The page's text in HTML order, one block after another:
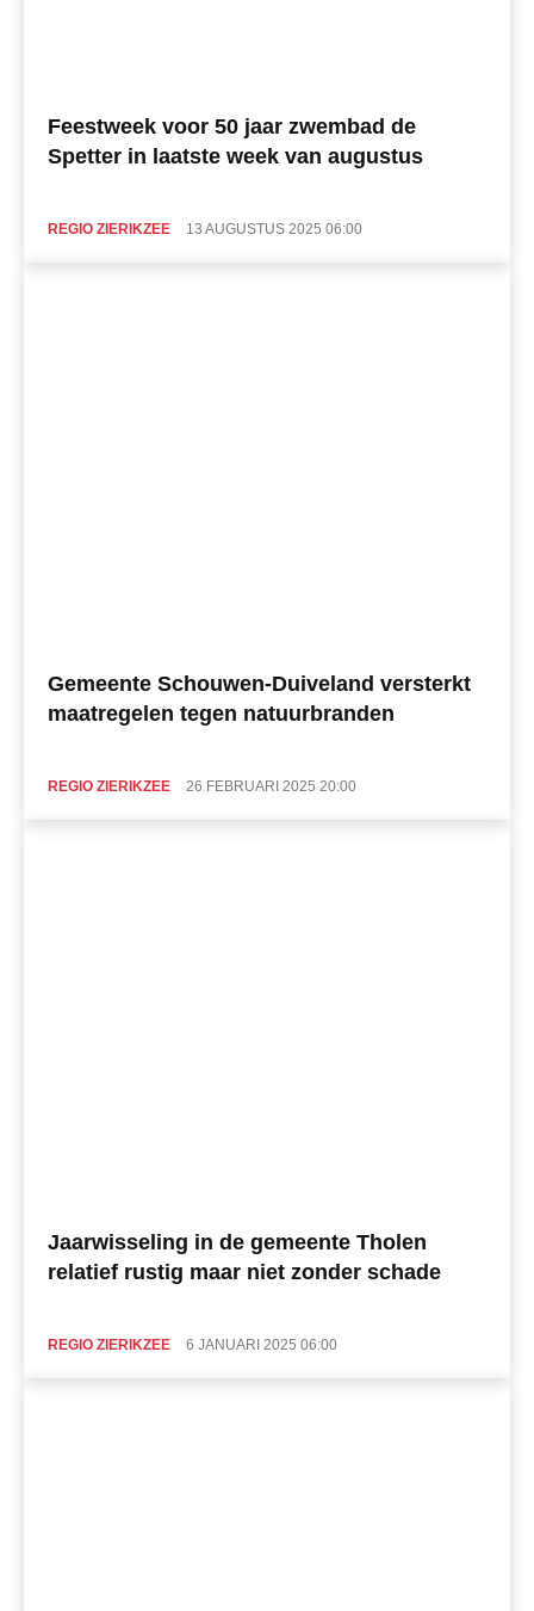
Feestweek voor 50 jaar zwembad de
Spetter in laatste week van augustus
REGIO ZIERIKZEE 13 AUGUSTUS 2025 06:00
Gemeente Schouwen-Duiveland versterkt
maatregelen tegen natuurbranden
REGIO ZIERIKZEE 26 FEBRUARI 2025 20:00
Jaarwisseling in de gemeente Tholen
relatief rustig maar niet zonder schade
REGIO ZIERIKZEE 6 JANUARI 2025 06:00